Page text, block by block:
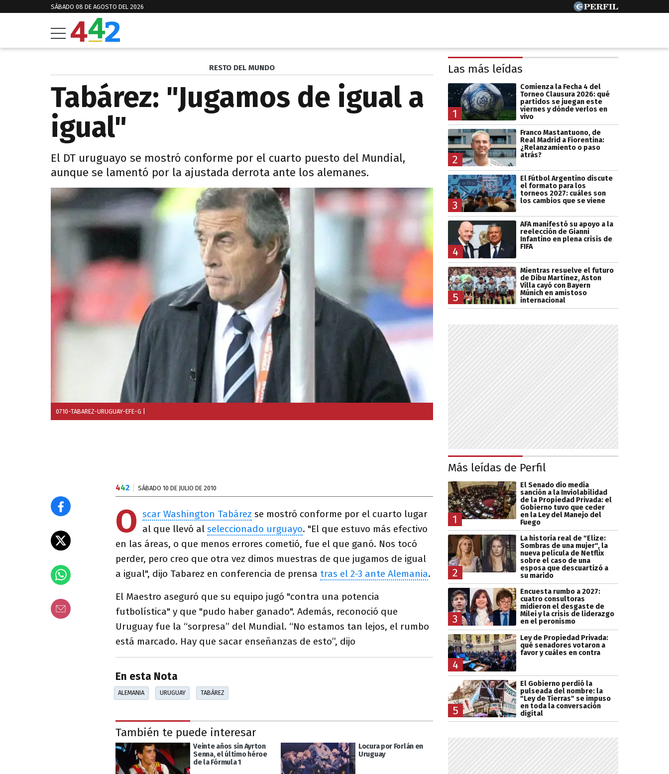
SÁBADO 08 DE AGOSTO DEL 2026
RESTO DEL MUNDO
Tabárez: "Jugamos de igual a
igual"
El DT uruguayo se mostró conforme por el cuarto puesto del Mundial,
aunque se lamentó por la ajustada derrota ante los alemanes.
0710-TABAREZ-URUGUAY-EFE-G
442 SÁBADO 10 DE JULIO DE 2010
O scar Washington Tabárez se mostró conforme por el cuarto lugar
al que llevó al seleccionado urguayo. "El que estuvo más efectivo
en las áreas, o que menos errores cometió, fue el que ganó. Nos tocó
perder, pero creo que otra vez dimos muestras de que jugamos de igual
a igual", dijo Tabarez en conferencia de prensa tras el 2-3 ante Alemania.
El Maestro aseguró que su equipo jugó "contra una potencia
futbolística" y que "pudo haber ganado". Además, reconoció que
Uruguay fue la “sorpresa” del Mundial. “No estamos tan lejos, el rumbo
está marcado. Hay que sacar enseñanzas de esto”, dijo
En esta Nota
ALEMANIA URUGUAY TABÁREZ
También te puede interesar
Veinte años sin Ayrton
Senna, el último héroe
de la Fórmula 1
Locura por Forlán en
Uruguay
Las más leídas
1
Comienza la Fecha 4 del
Torneo Clausura 2026: qué
partidos se juegan este
viernes y dónde verlos en
vivo
2
Franco Mastantuono, de
Real Madrid a Fiorentina:
¿Relanzamiento o paso
atrás?
3
El Fútbol Argentino discute
el formato para los
torneos 2027: cuáles son
los cambios que se viene
4
AFA manifestó su apoyo a la
reelección de Gianni
Infantino en plena crisis de
FIFA
5
Mientras resuelve el futuro
de Dibu Martínez, Aston
Villa cayó con Bayern
Múnich en amistoso
internacional
Más leídas de Perfil
1
El Senado dio media
sanción a la Inviolabilidad
de la Propiedad Privada: el
Gobierno tuvo que ceder
en la Ley del Manejo del
Fuego
2
La historia real de "Elize:
Sombras de una mujer", la
nueva película de Netflix
sobre el caso de una
esposa que descuartizó a
su marido
3
Encuesta rumbo a 2027:
cuatro consultoras
midieron el desgaste de
Milei y la crisis de liderazgo
en el peronismo
4
Ley de Propiedad Privada:
qué senadores votaron a
favor y cuáles en contra
5
El Gobierno perdió la
pulseada del nombre: la
"Ley de Tierras" se impuso
en toda la conversación
digital